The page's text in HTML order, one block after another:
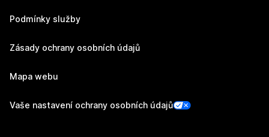
Podmínky služby
Zásady ochrany osobních údajů
Mapa webu
Vaše nastavení ochrany osobních údajů